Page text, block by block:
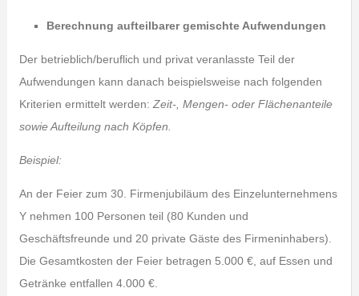
Berechnung aufteilbarer gemischte Aufwendungen
Der betrieblich/beruflich und privat veranlasste Teil der
Aufwendungen kann danach beispielsweise nach folgenden
Kriterien ermittelt werden: Zeit-, Mengen- oder Flächenanteile
sowie Aufteilung nach Köpfen.
Beispiel:
An der Feier zum 30. Firmenjubiläum des Einzelunternehmens
Y nehmen 100 Personen teil (80 Kunden und
Geschäftsfreunde und 20 private Gäste des Firmeninhabers).
Die Gesamtkosten der Feier betragen 5.000 €, auf Essen und
Getränke entfallen 4.000 €.